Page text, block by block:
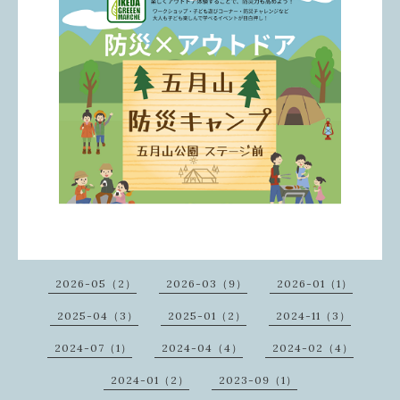
2026-05（2） 2026-03（9） 2026-01（1）
2025-04（3） 2025-01（2） 2024-11（3）
2024-07（1） 2024-04（4） 2024-02（4）
2024-01（2） 2023-09（1）